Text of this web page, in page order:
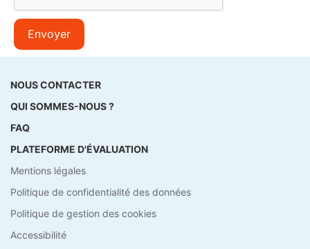
Envoyer
NOUS CONTACTER
QUI SOMMES-NOUS ?
FAQ
PLATEFORME D'ÉVALUATION
Mentions légales
Politique de confidentialité des données
Politique de gestion des cookies
Accessibilité